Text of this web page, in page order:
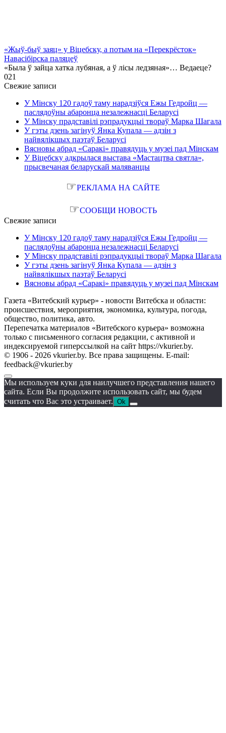
«Жыў-быў заяц» у Віцебску, а потым на «Перекрёсток»
Навасібірска паляцеў
«Была ў зайца хатка лубяная, а ў лісы ледзяная»… Ведаеце?
021
Свежие записи
У Мінску 120 гадоў таму нарадзіўся Ежы Гедройц —
паслядоўны абаронца незалежнасці Беларусі
У Мінску прадставілі рэпрадукцыі твораў Марка Шагала
У гэты дзень загінуў Янка Купала — адзін з
найвялікшых паэтаў Беларусі
Вясновы абрад «Саракі» правядуць у музеі пад Мінскам
У Віцебску адкрылася выстава «Мастацтва святла»,
прысвечаная беларускай маляванцы
☞РЕКЛАМА НА САЙТЕ
☞СООБЩИ НОВОСТЬ
Свежие записи
У Мінску 120 гадоў таму нарадзіўся Ежы Гедройц —
паслядоўны абаронца незалежнасці Беларусі
У Мінску прадставілі рэпрадукцыі твораў Марка Шагала
У гэты дзень загінуў Янка Купала — адзін з
найвялікшых паэтаў Беларусі
Вясновы абрад «Саракі» правядуць у музеі пад Мінскам
Газета «Витебский курьер» - новости Витебска и области:
происшествия, мероприятия, экономика, культура, погода,
общество, политика, авто.
Перепечатка материалов «Витебского курьера» возможна
только с письменного согласия редакции, с активной и
индексируемой гиперссылкой на сайт https://vkurier.by.
© 1906 - 2026 vkurier.by. Все права защищены. E-mail:
feedback@vkurier.by
Мы используем куки для наилучшего представления нашего
сайта. Если Вы продолжите использовать сайт, мы будем
считать что Вас это устраивает. Ok